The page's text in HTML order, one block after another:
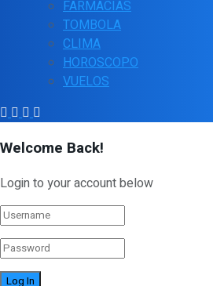
FARMACIAS
TOMBOLA
CLIMA
HOROSCOPO
VUELOS
Welcome Back!
Login to your account below